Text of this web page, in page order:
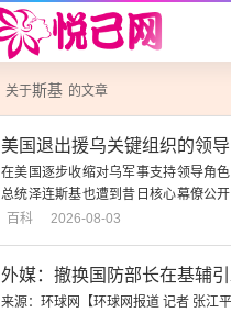
关于斯基 的文章
在美国逐步收缩对乌军事支持领导角
总统泽连斯基也遭到昔日核心幕僚公开
美国国防部被曝将退出一项关键...
百科 2026-08-03
来源：环球网【环球网报道 记者 张江